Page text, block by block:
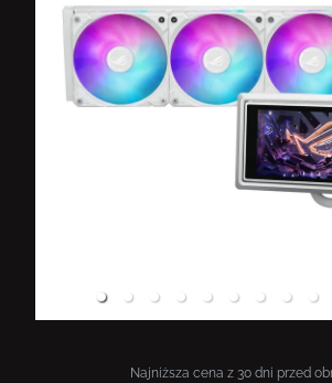
Najniższa cena z 30 dni przed